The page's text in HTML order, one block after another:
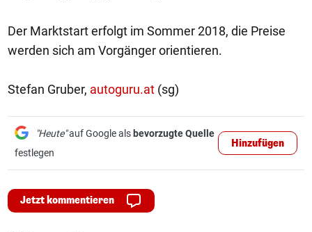
Der Marktstart erfolgt im Sommer 2018, die Preise
werden sich am Vorgänger orientieren.
Stefan Gruber, autoguru.at (sg)
"Heute"auf Google als bevorzugte Quelle
festlegen
Hinzufügen
Jetzt kommentieren